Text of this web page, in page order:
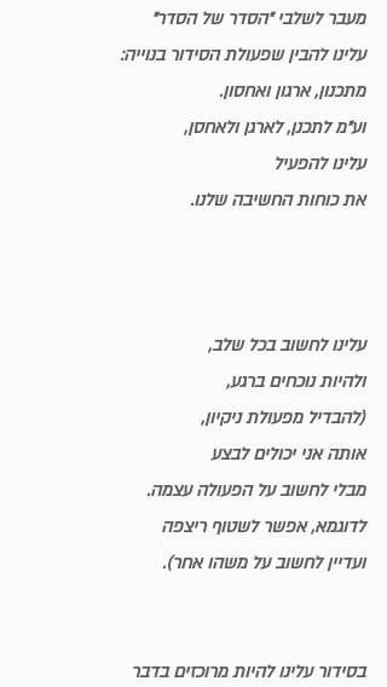
מעבר לשלבי "הסדר של הסדר"
עלינו להבין שפעולת הסידור בנוייה:
מתכנון, ארגון ואחסון.
וע"מ לתכנן, לארגן ולאחסן,
עלינו להפעיל
את כוחות החשיבה שלנו.
עלינו לחשוב בכל שלב,
ולהיות נוכחים ברגע,
(להבדיל מפעולת ניקיון,
אותה אני יכולים לבצע
מבלי לחשוב על הפעולה עצמה.
לדוגמא, אפשר לשטוף ריצפה
ועדיין לחשוב על משהו אחר).
בסידור עלינו להיות מרוכזים בדבר